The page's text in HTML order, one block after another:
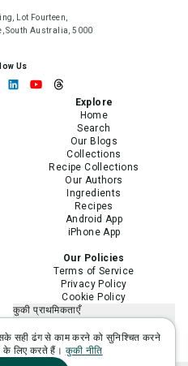
Lot Fourteen,
South Australia, 5000
Us
Explore
Home
Search
Our Blogs
Collections
Recipe Collections
Our Authors
Ingredients
Recipes
Android App
iPhone App
Our Policies
Terms of Service
Privacy Policy
Cookie Policy
कुकी प्राथमिकताएँ
मेरी संवेदनशील निजी जानकारी का उपयोग
सीमित करें
सही ढंग से काम करने को सुनिश्चित करने
के लिए करते हैं। कुकी नीति